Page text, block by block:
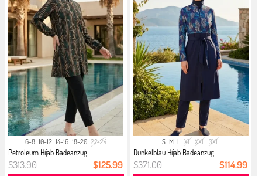
6-8 10-12 14-16 18-20 22-24
Petroleum Hijab Badeanzug
$313.90 $125.99
S M L XL XXL 3XL
Dunkelblau Hijab Badeanzug
$371.00 $114.99